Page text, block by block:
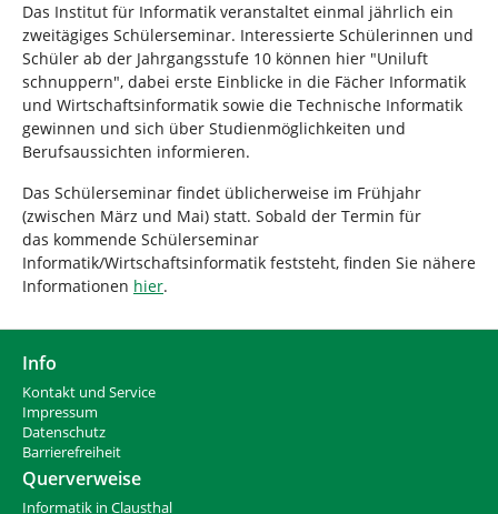
d
h
i
e
r
:
Das Institut für Informatik veranstaltet einmal jährlich ein
zweitägiges Schülerseminar. Interessierte Schülerinnen und
Schüler ab der Jahrgangsstufe 10 können hier "Uniluft
schnuppern", dabei erste Einblicke in die Fächer Informatik
und Wirtschaftsinformatik sowie die Technische Informatik
gewinnen und sich über Studienmöglichkeiten und
Berufsaussichten informieren.
Das Schülerseminar findet üblicherweise im Frühjahr
(zwischen März und Mai) statt. Sobald der Termin für
das kommende Schülerseminar
Informatik/Wirtschaftsinformatik feststeht, finden Sie nähere
Informationen hier.
Info
Kontakt und Service
Impressum
Datenschutz
Barrierefreiheit
Querverweise
Informatik in Clausthal